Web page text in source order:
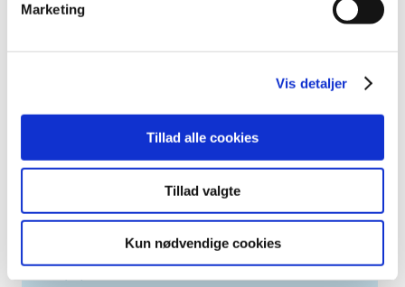
Marketing
Vis detaljer
Tillad alle cookies
Tillad valgte
Kun nødvendige cookies
2024 (224)
2018 (150)
2016 (167)